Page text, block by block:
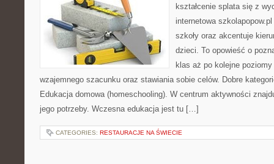
kształcenie splata się z
internetowa
szkoły oraz akcentuje
dzieci. To opowieść o
klas aż po kolejne
wzajemnego szacunku oraz stawiania sobie celów. Dobre
Edukacja domowa (homeschooling). W centrum aktywności
jego potrzeby. Wczesna edukacja jest tu […]
CATEGORIES: RESTAURACJE NA ŚWIECIE